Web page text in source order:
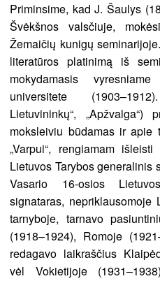
Priminsime, kad J. Šaulys
Švėkšnos valsčiuje,
Žemaičių kunigų
literatūros platinimą iš
mokydamasis
universitete
Lietuvininkų“, „Apžvalga“)
moksleiviu būdamas ir apie
„Varpui“, rengiamam
Lietuvos Tarybos generalinis
Vasario 16-osios
signataras, nepriklausomoje
tarnyboje, tarnavo
(1918–1924), Romoje
redagavo laikraščius
vėl Vokietijoje